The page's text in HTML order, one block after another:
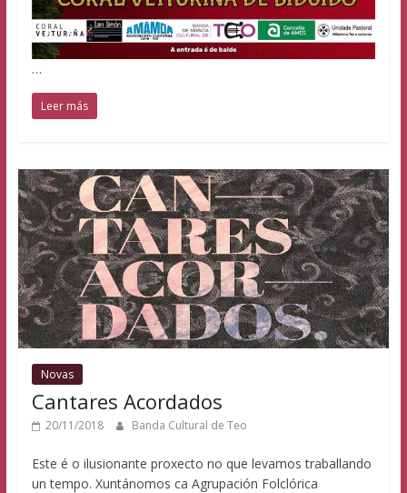
…
Leer más
Novas
Cantares Acordados
20/11/2018 Banda Cultural de Teo
Este é o ilusionante proxecto no que levamos traballando
un tempo. Xuntánomos ca Agrupación Folclórica